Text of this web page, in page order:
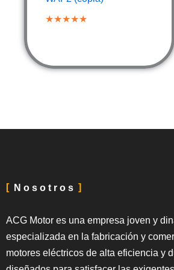
★★★★★
Nosotros
ACG Motor es una empresa joven y
especializada en la fabricación y
motores eléctricos de alta eficiencia y